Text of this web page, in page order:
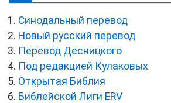
Синодальный перевод
Новый русский перевод
Перевод Десницкого
Под редакцией Кулаковых
Открытая Библия
Библейской Лиги ERV